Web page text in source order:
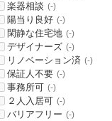
楽器相談 (-)
陽当り良好 (-)
閑静な住宅地 (-)
デザイナーズ (-)
リノベーション済 (-)
保証人不要 (-)
事務所可 (-)
２人入居可 (-)
バリアフリー (-)